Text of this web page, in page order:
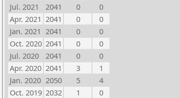
Jul. 2021
2041 0
0
Apr. 2021 2041 0
0
Jan. 2021 2041 0
0
Oct. 2020 2041 0
0
Jul. 2020
2041 0
0
Apr. 2020 2041 3
1
Jan. 2020 2050 5
4
Oct. 2019 2032 1
0